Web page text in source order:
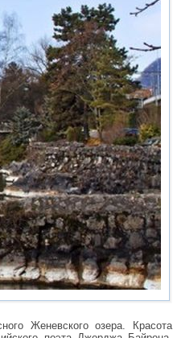
Женевского озера. Красота